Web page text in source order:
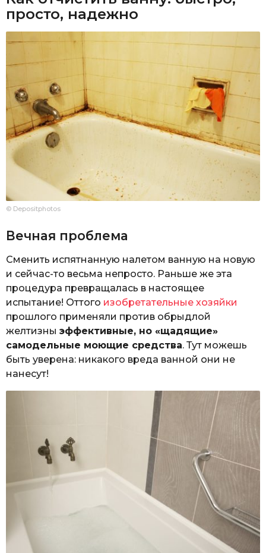
просто, надежно
© Depositphotos
Вечная проблема
Сменить испятнанную налетом ванную на новую
и сейчас-то весьма непросто. Раньше же эта
процедура превращалась в настоящее
испытание! Оттого изобретательные хозяйки
прошлого применяли против обрыдлой
желтизны эффективные, но «щадящие»
самодельные моющие средства. Тут можешь
быть уверена: никакого вреда ванной они не
нанесут!